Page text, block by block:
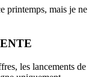
printemps, mais je ne
les lancements de